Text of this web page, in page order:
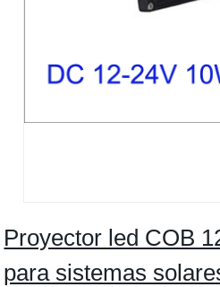
Proyector led COB
para sistemas